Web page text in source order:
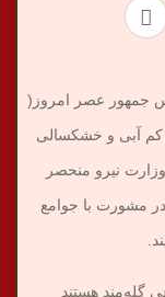
جمهور عصر امروز(
کم آبی و خشکسالی
نیرو منحصر
مشورت با جوامع
گله‌مند هستند